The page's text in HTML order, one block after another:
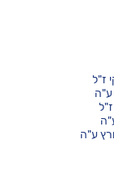
ז"ל
ע"ה
ע"ה